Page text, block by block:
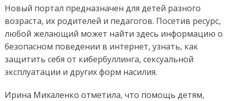
Новый портал предназначен для детей разного
возраста, их родителей и педагогов. Посетив ресурс,
любой желающий может найти здесь информацию о
безопасном поведении в интернет, узнать, как
защитить себя от кибербуллинга, сексуальной
эксплуатации и других форм насилия.
Ирина Михаленко отметила, что помощь детям,